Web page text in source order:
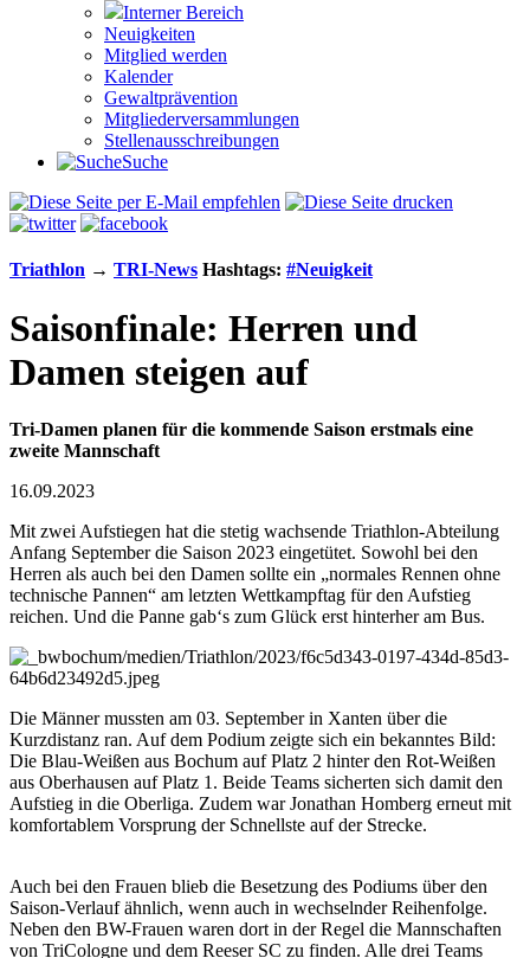
Interner Bereich
Neuigkeiten
Mitglied werden
Kalender
Gewaltprävention
Mitglieder­versammlungen
Stellen­aus­schrei­bungen
Suche
Triathlon → TRI-News Hashtags: #Neuigkeit
Saisonfinale: Herren und
Damen steigen auf
Tri-Damen planen für die kommende Saison erstmals eine
zweite Mannschaft
16.09.2023
Mit zwei Aufstiegen hat die stetig wachsende Triathlon-Abteilung
Anfang September die Saison 2023 eingetütet. Sowohl bei den
Herren als auch bei den Damen sollte ein „normales Rennen ohne
technische Pannen“ am letzten Wettkampftag für den Aufstieg
reichen. Und die Panne gab‘s zum Glück erst hinterher am Bus.
Die Männer mussten am 03. September in Xanten über die
Kurzdistanz ran. Auf dem Podium zeigte sich ein bekanntes Bild:
Die Blau-Weißen aus Bochum auf Platz 2 hinter den Rot-Weißen
aus Oberhausen auf Platz 1. Beide Teams sicherten sich damit den
Aufstieg in die Oberliga. Zudem war Jonathan Homberg erneut mit
komfortablem Vorsprung der Schnellste auf der Strecke.
Auch bei den Frauen blieb die Besetzung des Podiums über den
Saison-Verlauf ähnlich, wenn auch in wechselnder Reihenfolge.
Neben den BW-Frauen waren dort in der Regel die Mannschaften
von TriCologne und dem Reeser SC zu finden. Alle drei Teams